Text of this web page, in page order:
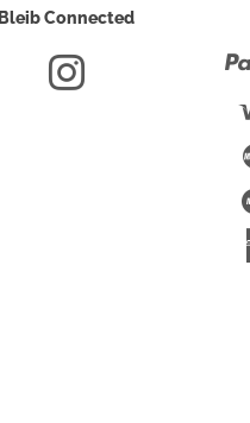
Bleib Connected